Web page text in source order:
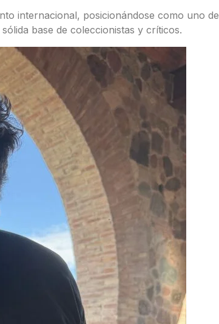
internacional, posicionándose como uno de
base de coleccionistas y críticos.